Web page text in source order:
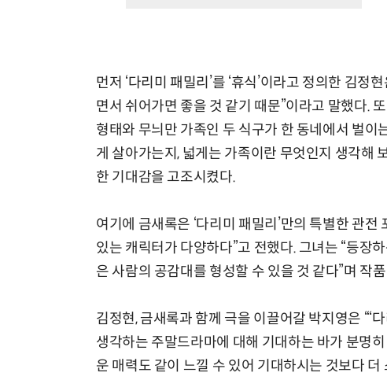
먼저 ‘다리미 패밀리’를 ‘휴식’이라고 정의한 김
면서 쉬어가면 좋을 것 같기 때문”이라고 말했다.
형태와 무늬만 가족인 두 식구가 한 동네에서 벌이
게 살아가는지, 넓게는 가족이란 무엇인지 생각해
한 기대감을 고조시켰다.
여기에 금새록은 ‘다리미 패밀리’만의 특별한 관
있는 캐릭터가 다양하다”고 전했다. 그녀는 “등장
은 사람의 공감대를 형성할 수 있을 것 같다”며 작
김정현, 금새록과 함께 극을 이끌어갈 박지영은 “‘
생각하는 주말드라마에 대해 기대하는 바가 분명
운 매력도 같이 느낄 수 있어 기대하시는 것보다